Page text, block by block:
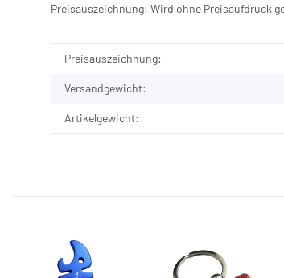
Preisauszeichnung: Wird ohne Preisaufdruck
Produkteigenschaft
Wert
Preisauszeichnung:
Versandgewicht:
Artikelgewicht: